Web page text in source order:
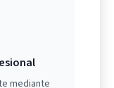
mediante